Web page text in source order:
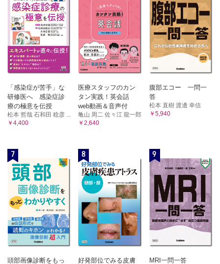
「感染症が苦手」な
研修医へ 感染症診
療の極意を伝授
松本 哲哉 石和田 稔彦 ...
￥4,400
医療スタッフのカン
タン実践！英会話
web動画＆音声付
亀山 周二 佐々江 龍一郎
￥2,640
腹部エコー 一問一
答
松本 直樹 渡邊 幸信
￥5,940
7
頭部画像診断をもっ
8
好発部位でみる皮膚
9
MRI一問一答